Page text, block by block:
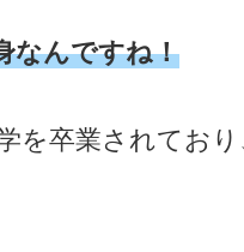
なんですね！
を卒業されてお